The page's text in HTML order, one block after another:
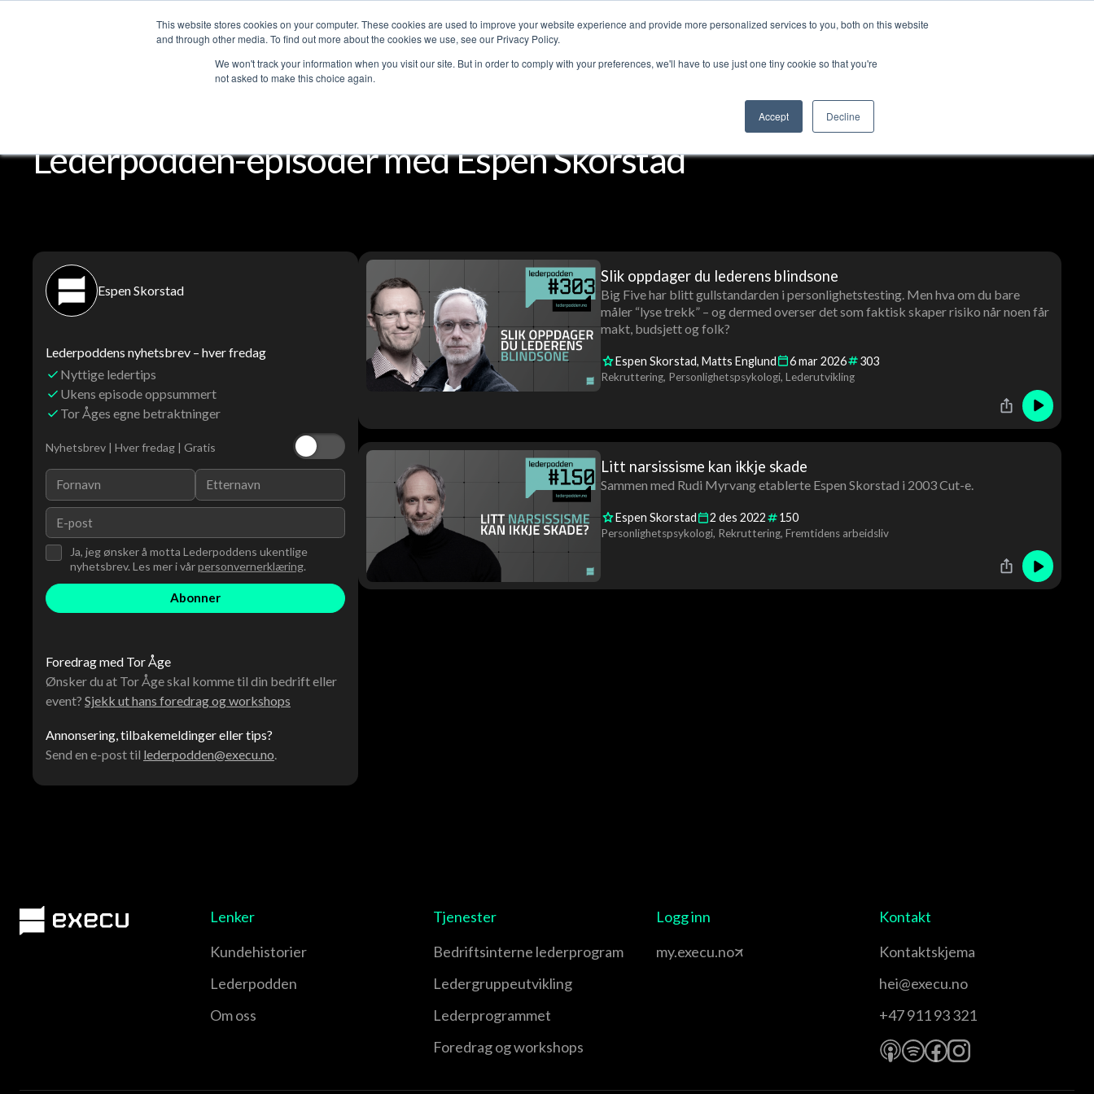
This website stores cookies on your computer. These cookies are used to improve your website experience and provide more personalized services to you, both on this website
and through other media. To find out more about the cookies we use, see our Privacy Policy.
We won't track your information when you visit our site. But in order to comply with your preferences, we'll have to use just one tiny cookie so that you're
not asked to make this choice again.
Accept Decline
Tjenester Kundehistorier Lederpodden Om oss Logg inn Kontakt oss
Lederpodden-episoder med Espen Skorstad
Espen Skorstad
Lederpoddens nyhetsbrev – hver fredag
Nyttige ledertips
Ukens episode oppsummert
Tor Åges egne betraktninger
Nyhetsbrev | Hver fredag | Gratis
Ja, jeg ønsker å motta Lederpoddens ukentlige
nyhetsbrev. Les mer i vårpersonvernerklæring.
Foredrag med Tor Åge
Ønsker du at Tor Åge skal komme til din bedrift eller
event? Sjekk ut hans foredrag og workshops
Annonsering, tilbakemeldinger eller tips?
Send en e-post til lederpodden@execu.no
Slik oppdager du lederens blindsone
Big Five har blitt gullstandarden i personlighetstesting. Men hva om du bare
måler “lyse trekk” – og dermed overser det som faktisk skaper risiko når noen får
makt, budsjett og folk?
Espen Skorstad Matts Englund 6mar2026 303
Rekruttering Personlighetspsykologi Lederutvikling
Litt narsissisme kan ikkje skade
Sammen med Rudi Myrvang etablerte Espen Skorstad i 2003 Cut-e.
Espen Skorstad 2 des 2022 150
Personlighetspsykologi Rekruttering Fremtidens arbeidsliv
Lenker
Kundehistorier
Lederpodden
Om oss
Tjenester
Bedriftsinterne lederprogram
Leder­gruppe­utvikling
Leder­programmet
Foredrag og workshops
Logg inn
my.execu.no
Kontakt
Kontaktskjema
hei@execu.no
+47 911 93 321